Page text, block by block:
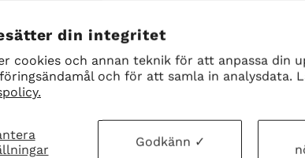
din integritet
cookies och annan teknik för att anpassa din
och för att samla in analysdata.
Godkänn ✓
Måtten på
Ladda ner